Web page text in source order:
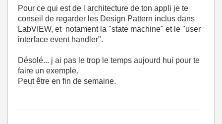
Pour ce qui est de l architecture de ton appli je te
conseil de regarder les Design Pattern inclus dans
LabVIEW, et notament la "state machine" et le "user
interface event handler".
Désolé... j ai pas le trop le temps aujourd hui pour te
faire un exemple.
Peut être en fin de semaine.